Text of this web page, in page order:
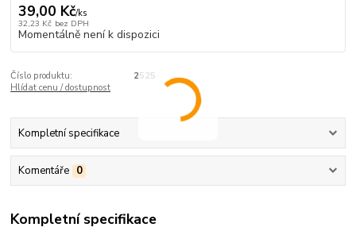
39,00 Kč/ks
32,23 Kč bez DPH
Momentálně není k dispozici
Číslo produktu:
2525
Hlídat cenu / dostupnost
Kompletní specifikace
Komentáře 0
Kompletní specifikace